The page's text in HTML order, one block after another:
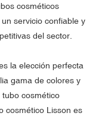
cosméticos
servicio confiable y
del sector.
la elección perfecta
gama de colores y
cosmético
cosmético Lisson es